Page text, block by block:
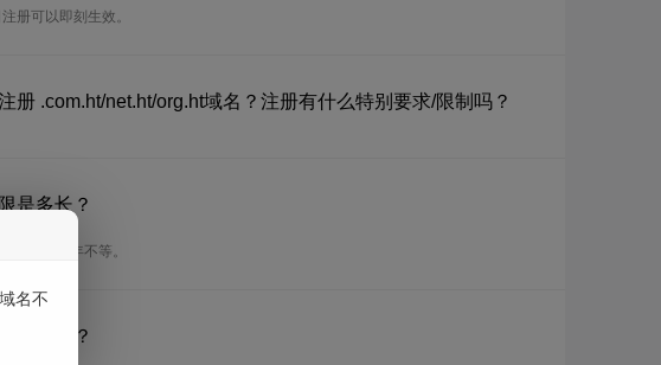
册可以即刻生效。
册 .com.ht/net.ht/org.ht域名？注册有什么特别要求/限制吗？
是多长？
从1年到10年不等。
是多长？
名不